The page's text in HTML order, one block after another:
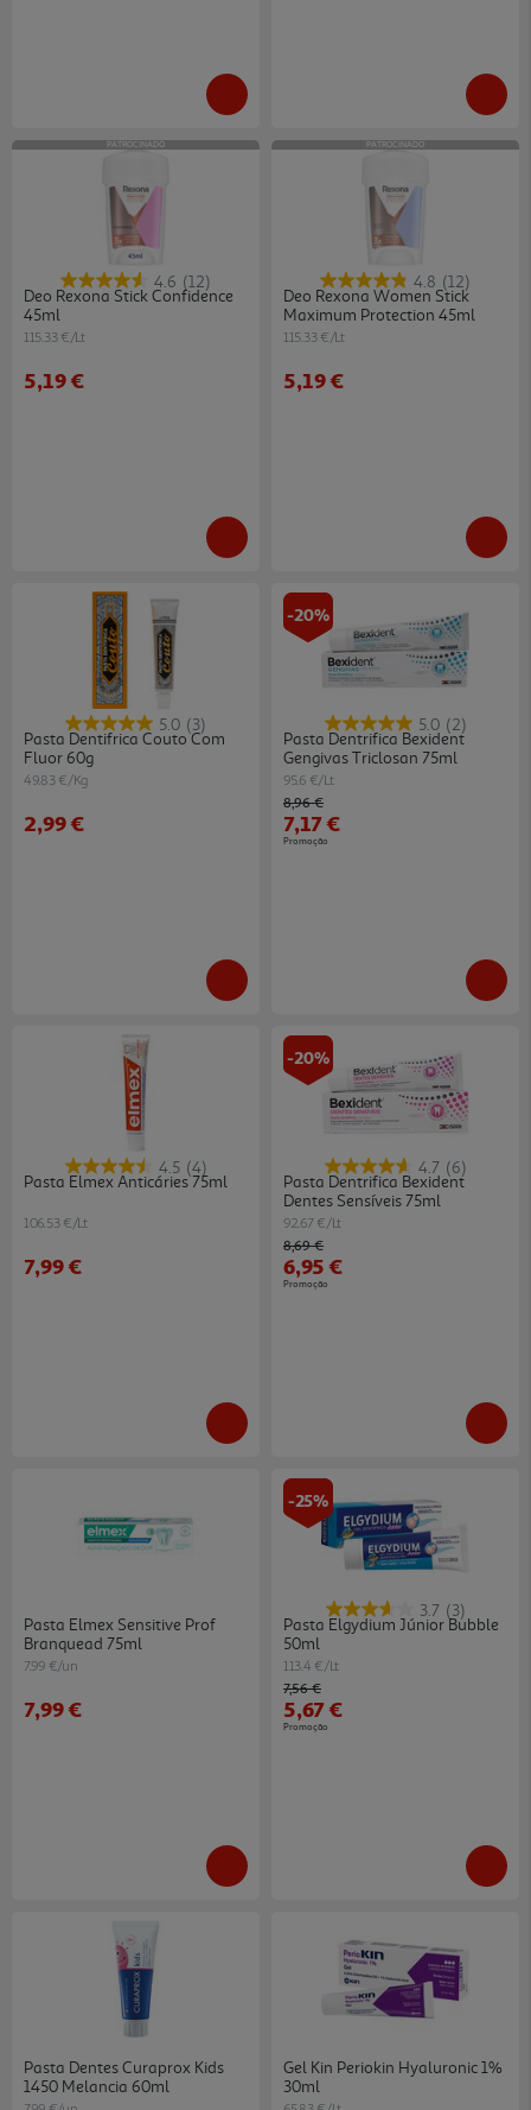
PATROCINADO
4.6 (12)
Deo Rexona Stick Confidence
45ml
115.33 €/Lt
5,19 €
PATROCINADO
4.8 (12)
Deo Rexona Women Stick
Maximum Protection 45ml
115.33 €/Lt
5,19 €
5.0 (3)
Pasta Dentifrica Couto Com
Fluor 60g
49.83 €/Kg
2,99 €
-20%
5.0 (2)
Pasta Dentrifica Bexident
Gengivas Triclosan 75ml
95.6 €/Lt
Price reduced from
8,96 €to
7,17 €
Promoção
4.5 (4)
Pasta Elmex Anticáries 75ml
106.53 €/Lt
7,99 €
-20%
4.7 (6)
Pasta Dentrifica Bexident
Dentes Sensíveis 75ml
92.67 €/Lt
Price reduced from
8,69 €to
6,95 €
Promoção
Pasta Elmex Sensitive Prof
Branquead 75ml
7.99 €/un
7,99 €
-25%
3.7 (3)
Pasta Elgydium Júnior Bubble
50ml
113.4 €/Lt
Price reduced from
7,56 €to
5,67 €
Promoção
Pasta Dentes Curaprox Kids
1450 Melancia 60ml
Gel Kin Periokin Hyaluronic 1%
30ml